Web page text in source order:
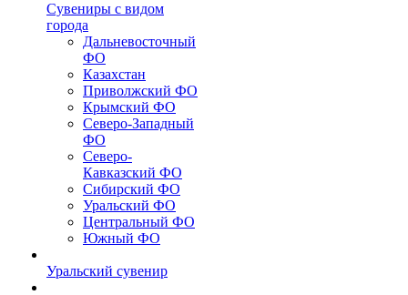
Сувениры с видом
города
Дальневосточный
ФО
Казахстан
Приволжский ФО
Крымский ФО
Северо-Западный
ФО
Северо-
Кавказский ФО
Сибирский ФО
Уральский ФО
Центральный ФО
Южный ФО
Уральский сувенир